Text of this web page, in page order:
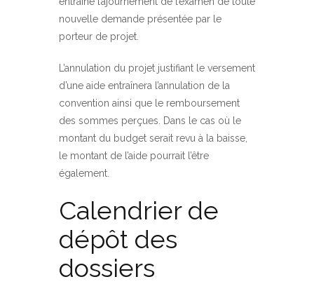
nouvelle demande présentée par le
porteur de projet.
L’annulation du projet justifiant le versement
d’une aide entraînera l’annulation de la
convention ainsi que le remboursement
des sommes perçues. Dans le cas où le
montant du budget serait revu à la baisse,
le montant de l’aide pourrait l’être
également.
Calendrier de
dépôt des
dossiers